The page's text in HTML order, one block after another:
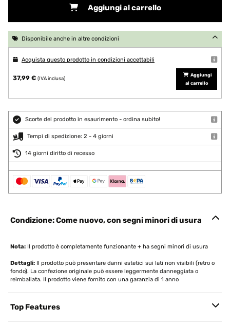
Aggiungi al carrello
Disponibile anche in altre condizioni
Acquista questo prodotto in condizioni accettabili
37,99 € (IVA inclusa)
Aggiungi
al carrello
Scorte del prodotto in esaurimento - ordina subito!
Tempi di spedizione: 2 - 4 giorni
14 giorni diritto di recesso
Condizione: Come nuovo, con segni minori di usura
Nota: Il prodotto è completamente funzionante + ha segni minori di usura
Dettagli: Il prodotto può presentare danni estetici sui lati non visibili (retro o
fondo). La confezione originale può essere leggermente danneggiata o
reimballata. Il prodotto viene fornito con una garanzia di 1 anno
Top Features